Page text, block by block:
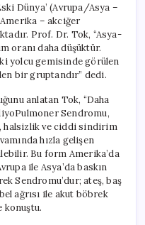
Dünya’ (Avrupa/Asya –
– akciğer
Prof. Dr. Tok, “Asya-
oranı daha düşüktür.
yolcu gemisinde görülen
bir gruptandır” dedi.
anlatan Tok, “Daha
Sendromu,
halsizlik ve ciddi sindirim
hızla gelişen
Bu form Amerika’da
ile Asya’da baskın
Sendromu’dur; ateş, baş
ağrısı ile akut böbrek
konuştu.